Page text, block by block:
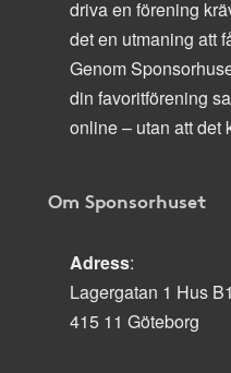
driva en förening
det en utmaning att
Genom
din favoritförening
online – utan att det
Om Sponsorhuset
Adress:
Lagergatan 1 Hus
415 11 Göteborg